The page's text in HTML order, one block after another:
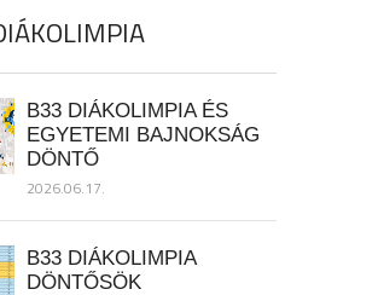
B33 DIÁKOLIMPIA ÉS
EGYETEMI BAJNOKSÁG
DÖNTŐ
2026.06.17.
B33 DIÁKOLIMPIA
DÖNTŐSÖK